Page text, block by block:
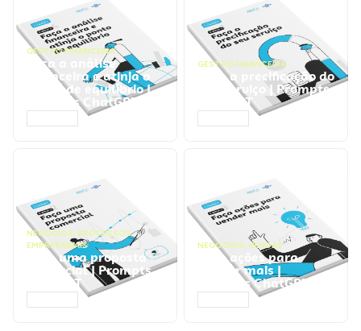
GESTÃO FINANCEIRA
Faça a análise
financeira e atinja o
ponto de equilíbrio |
Prompts ChatGPT
GESTÃO FINANCEIRA
Faça a precificação do
seu serviço | Prompts
ChatGPT
NEGÓCIOS, PROCESSOS
EMPRESARIAIS
Faça uma proposta
comercial | Prompts
ChatGPT
NEGÓCIOS, VENDAS
Faça ações para
vender mais |
Prompts ChatGPT